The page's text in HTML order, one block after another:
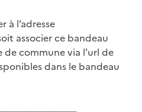
à l’adresse
associer ce bandeau
commune via l'url de
dans le bandeau